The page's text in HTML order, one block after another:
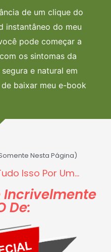
de um clique do
instantâneo do meu
pode começar a
os sintomas da
e natural em
baixar meu e-book
Nesta Página)
Isso Por Um...
Incrivelmente
De: